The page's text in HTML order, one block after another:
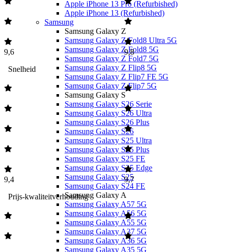
Apple iPhone 13 Pro (Refurbished)
Apple iPhone 13 (Refurbished)
Samsung
Samsung Galaxy Z
Samsung Galaxy Z Fold8 Ultra 5G
Samsung Galaxy Z Fold8 5G
Samsung Galaxy Z Fold7 5G
Samsung Galaxy Z Flip8 5G
Samsung Galaxy Z Flip7 FE 5G
Samsung Galaxy Z Flip7 5G
Samsung Galaxy S
Samsung Galaxy S26 Serie
Samsung Galaxy S26 Ultra
Samsung Galaxy S26 Plus
Samsung Galaxy S26
Samsung Galaxy S25 Ultra
Samsung Galaxy S25 Plus
Samsung Galaxy S25 FE
Samsung Galaxy S25 Edge
Samsung Galaxy S25
Samsung Galaxy S24 FE
Samsung Galaxy A
Samsung Galaxy A57 5G
Samsung Galaxy A56 5G
Samsung Galaxy A55 5G
Samsung Galaxy A37 5G
Samsung Galaxy A36 5G
Samsung Galaxy A35 5G
9,6
9,8
Snelheid
9,4
9,7
Prijs-kwaliteitverhouding